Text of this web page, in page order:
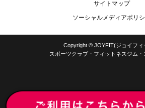
サイトマップ
ソーシャルメディアポリ
Copyright © JOYFIT(ジョイフィ
スポーツクラブ・フィットネスジム・